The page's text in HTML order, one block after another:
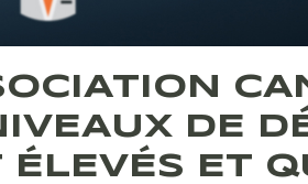
DE
ÉLEVÉS ET